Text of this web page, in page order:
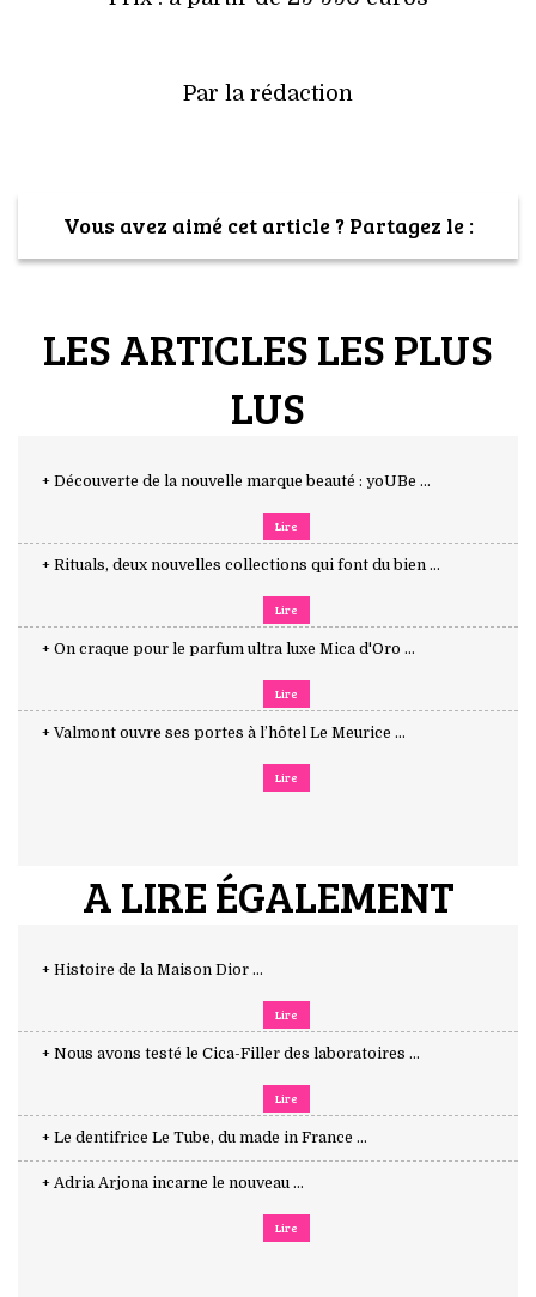
Par la rédaction
Vous avez aimé cet article ? Partagez le :
LES ARTICLES LES PLUS
LUS
+ Découverte de la nouvelle marque beauté : yoUBe ...
Lire
+ Rituals, deux nouvelles collections qui font du bien ...
Lire
+ On craque pour le parfum ultra luxe Mica d'Oro ...
Lire
+ Valmont ouvre ses portes à l’hôtel Le Meurice ...
Lire
A LIRE ÉGALEMENT
+ Histoire de la Maison Dior ...
Lire
+ Nous avons testé le Cica-Filler des laboratoires ...
Lire
+ Le dentifrice Le Tube, du made in France ...
+ Adria Arjona incarne le nouveau ...
Lire